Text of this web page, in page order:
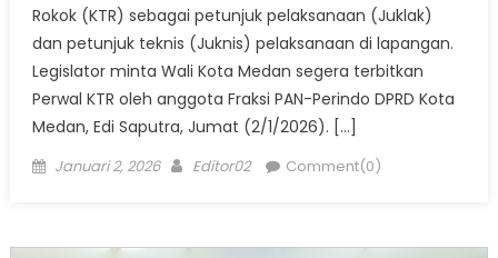
Rokok (KTR) sebagai petunjuk pelaksanaan (Juklak)
dan petunjuk teknis (Juknis) pelaksanaan di lapangan.
Legislator minta Wali Kota Medan segera terbitkan
Perwal KTR oleh anggota Fraksi PAN-Perindo DPRD Kota
Medan, Edi Saputra, Jumat (2/1/2026). […]
Posted
Januari 2, 2026 Author
Editor02 Comment(0)